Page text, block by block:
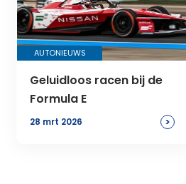
AUTONIEUWS
Geluidloos racen bij de
Formula E
28 mrt 2026 >